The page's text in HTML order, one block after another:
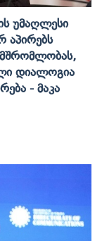
Უმაღლესი
Აპირებს
Დიალოგია
- Მაკა